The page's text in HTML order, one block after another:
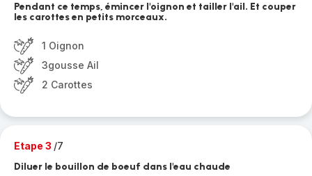
Pendant ce temps, émincer l'oignon et tailler l'ail. Et couper
les carottes en petits morceaux.
1 Oignon
3gousse Ail
2 Carottes
Etape 3 /7
Diluer le bouillon de boeuf dans l'eau chaude